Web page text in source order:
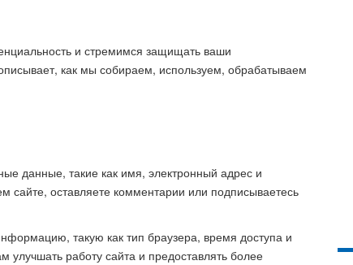
и стремимся защищать ваши
как мы собираем, используем, обрабатываем
данные, такие как имя, электронный адрес и
сайте, оставляете комментарии или подписываетесь
такую как тип браузера, время доступа и
работу сайта и предоставлять более